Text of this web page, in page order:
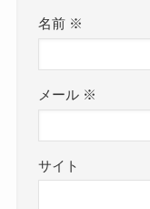
名前 ※
メール ※
サイト